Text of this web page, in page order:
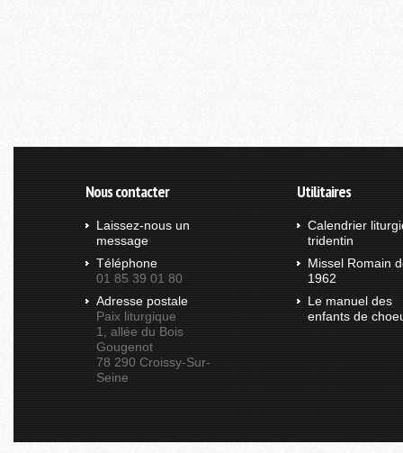
Nous contacter
Laissez-nous un
message
Téléphone
01 85 39 01 80
Adresse postale
Paix liturgique
1, allée du Bois
Gougenot
78 290 Croissy-Sur-
Seine
Utilitaires
Calendrier
tridentin
Missel Romain
1962
Le manuel des
enfants de